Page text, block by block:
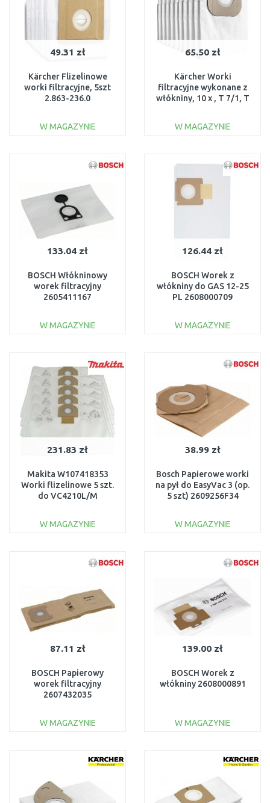
49.31 zł
Kärcher Flizelinowe
worki filtracyjne, 5szt
2.863-236.0
W MAGAZYNIE
Do porównania
65.50 zł
Kärcher Worki
filtracyjne wykonane z
włókniny, 10 x , T 7/1, T
W MAGAZYNIE
Do porównania
133.04 zł
BOSCH Włókninowy
worek filtracyjny
2605411167
W MAGAZYNIE
Do porównania
126.44 zł
BOSCH Worek z
włókniny do GAS 12-25
PL 2608000709
W MAGAZYNIE
Do porównania
231.83 zł
Makita W107418353
Worki flizelinowe 5 szt.
do VC4210L/M
W MAGAZYNIE
Do porównania
38.99 zł
Bosch Papierowe worki
na pył do EasyVac 3 (op.
5 szt) 2609256F34
W MAGAZYNIE
Do porównania
87.11 zł
BOSCH Papierowy
worek filtracyjny
2607432035
W MAGAZYNIE
Do porównania
139.00 zł
BOSCH Worek z
włókniny 2608000891
W MAGAZYNIE
Do porównania